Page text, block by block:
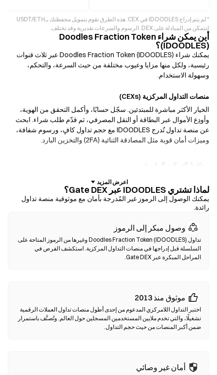
* لم يتم إدراج IDOODLES في CEX. هذه الطرق تقوم بتمويل محفظتك بـUSDT/ETH
لتتمكن من المبادلة على DEX. الرسوم والسرعات تقديرية وقد تختلف.
أين يمكن شراء Doodles Fraction Token
(IDOODLES)؟
يمكنك شراء Doodles Fraction Token (IDOODLES) عبر ثلاث قنوات
رئيسية، ولكل منها مزايا وعيوب مختلفة من حيث السرعة، والتحكم،
وسهولة الاستخدام.
منصات التداول المركزية (CEXs)
الخيار الأكثر مباشرة للمبتدئين. سجّل حسابًا، وأكمل التحقق من الهوية،
وأودِع الأموال عبر البطاقة أو النقل المصرفي، ثم قدّم طلب شراء. ابحث
عن منصة تداول تُدرج IDOODLES مع حجم تداول كافٍ، ورسوم شفافة،
وميزات أمان قوية مثل المصادقة الثنائية (2FA) والتخزين البارد.
محافظ العملات الرقمية
للمستخدمين الذين يفضلون الحفظ الذاتي للأصول. تتيح لك المحافظ غير
الوصائية الاحتفاظ بمفاتيحك الخاصة وإجراء مبادلة الرموز مباشرة داخل
واجهة المحفظة. كما تدعم بعض المحافظ الإيداع بالعملات الورقية، مما يتيح
عناوين العقود قبل تأكيد أي معاملة.
منصات التداول اللامركزية (DEXs)
بك، واختر نسبة الانزلاق السعري، ثم أكد عملية المبادلة. يرجى ملاحظة أن
هناك رسوم غاز مطبقة، وقد تختلف الأسعار عن الأسواق المركزية بسبب
عمق السيولة. تحدث أغلب أنشطة DEX على سلاسل متوافقة مع EVM
مثل Ethereum ،BNB Chain وPolygon.
لماذا تشتري IDOODLES عبر Gate DEX؟
يمكنك الوصول إلى الرموز غير المُدرجة بأمان مع موثوقية منصة تداول
رائدة.
وصول مبكر إلى الرموز
تداول Doodles Fraction Token (IDOODLES) وغيرها من الرموز المتاحة على
السلسلة قبل إدراجها في منصات التداول المركزية. استكشف الفرص في
المراحل المبكرة عبر Gate DEX.
موثوق منذ 2013
اختبر التداول اللامركزي المدعوم من إحدى أطول منصات تداول العملات الرقمية
تشغيلًا، والتي تخدم ملايين المستخدمين المسجلين حول العالم. وتُصنَّف باستمرار
ضمن أكبر المنصات من حيث حجم التداول.
أمان غير وصائي